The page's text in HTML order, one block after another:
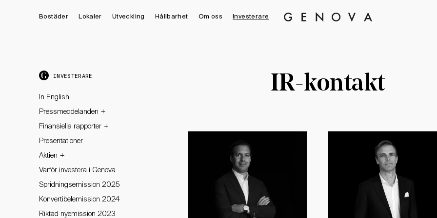
Genova
Bostäder Lokaler Utveckling Hållbarhet Om oss Investerare
INVESTERARE
In English
Pressmeddelanden +
Finansiella rapporter +
Presentationer
Aktien +
Varför investera i Genova
Spridningsemission 2025
Konvertibelemission 2024
Riktad nyemission 2023
IR-kontakt